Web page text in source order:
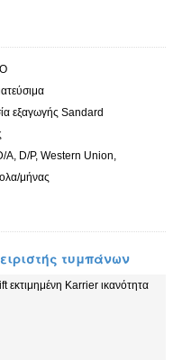
εξαγωγής Sandard
A, D/P, Western Union,
μήνας
τυμπάνων
Karrier ικανότητα